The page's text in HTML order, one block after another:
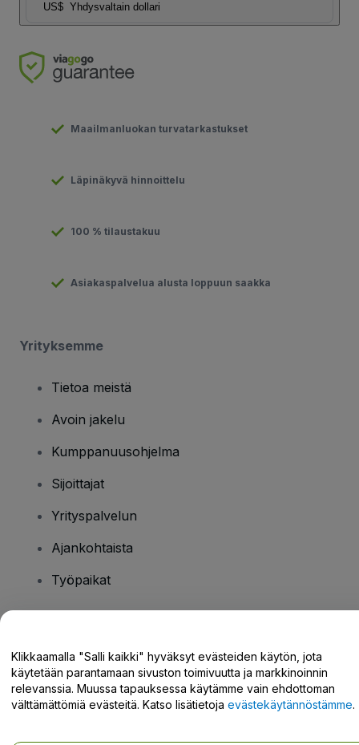
US$ Yhdysvaltain dollari
Maailmanluokan turvatarkastukset
Läpinäkyvä hinnoittelu
100 % tilaustakuu
Asiakaspalvelua alusta loppuun saakka
Yrityksemme
Tietoa meistä
Avoin jakelu
Kumppanuusohjelma
Sijoittajat
Yrityspalvelun
Ajankohtaista
Työpaikat
Tukikeskus / Ota meihin yhteyttä
Klikkaamalla "Salli kaikki" hyväksyt evästeiden käytön, jota
käytetään parantamaan sivuston toimivuutta ja markkinoinnin
relevanssia. Muussa tapauksessa käytämme vain ehdottoman
välttämättömiä evästeitä. Katso lisätietoja evästekäytännöstämme.